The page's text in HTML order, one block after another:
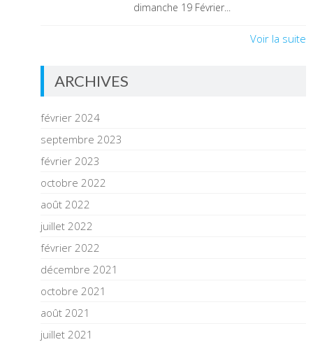
dimanche 19 Février...
Voir la suite
ARCHIVES
février 2024
septembre 2023
février 2023
octobre 2022
août 2022
juillet 2022
février 2022
décembre 2021
octobre 2021
août 2021
juillet 2021